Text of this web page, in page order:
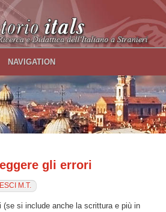
NAVIGATION
gli errori
M.T.
(se si include anche la scrittura e più in